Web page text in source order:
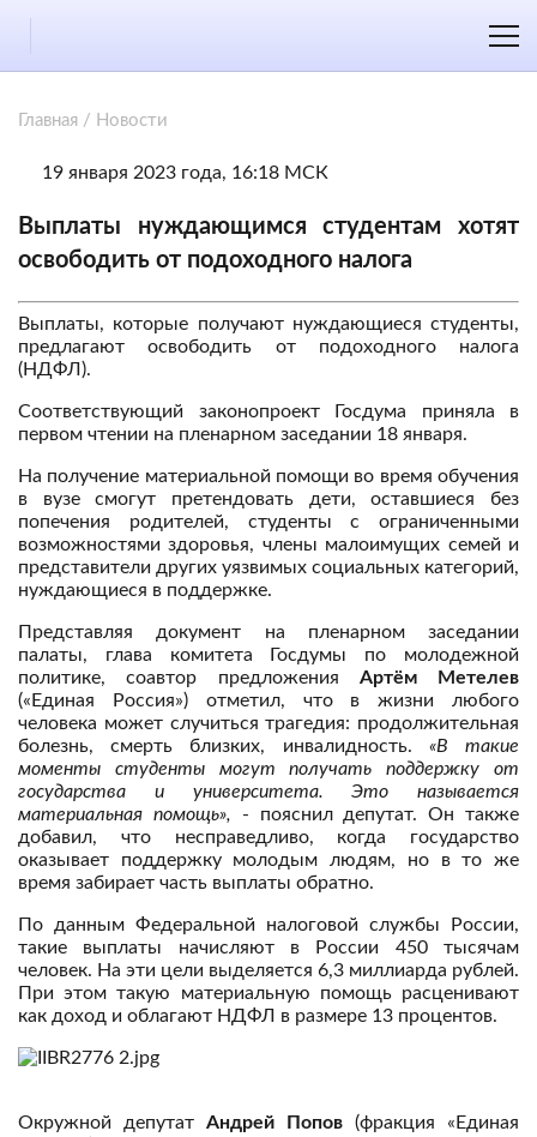
Главная / Новости
19 января 2023 года, 16:18 МСК
Выплаты нуждающимся студентам хотят
освободить от подоходного налога
Выплаты, которые получают нуждающиеся студенты,
предлагают освободить от подоходного налога
(НДФЛ).
Соответствующий законопроект Госдума приняла в
первом чтении на пленарном заседании 18 января.
На получение материальной помощи во время обучения
в вузе смогут претендовать дети, оставшиеся без
попечения родителей, студенты с ограниченными
возможностями здоровья, члены малоимущих семей и
представители других уязвимых социальных категорий,
нуждающиеся в поддержке.
Представляя документ на пленарном заседании
палаты, глава комитета Госдумы по молодежной
политике, соавтор предложения Артём Метелев
(«Единая Россия») отметил, что в жизни любого
человека может случиться трагедия: продолжительная
болезнь, смерть близких, инвалидность. «В такие
моменты студенты могут получать поддержку от
государства и университета. Это называется
материальная помощь», - пояснил депутат. Он также
добавил, что несправедливо, когда государство
оказывает поддержку молодым людям, но в то же
время забирает часть выплаты обратно.
По данным Федеральной налоговой службы России,
такие выплаты начисляют в России 450 тысячам
человек. На эти цели выделяется 6,3 миллиарда рублей.
При этом такую материальную помощь расценивают
как доход и облагают НДФЛ в размере 13 процентов.
Окружной депутат Андрей Попов (фракция «Единая